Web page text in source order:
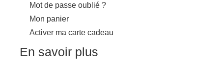
Mot de passe oublié ?
Mon panier
Activer ma carte cadeau
En savoir plus